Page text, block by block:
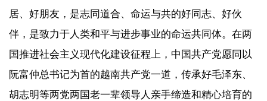
居、好朋友，是志同道合、命运与共的好同志、好伙
伴，是致力于人类和平与进步事业的命运共同体。在两
国推进社会主义现代化建设征程上，中国共产党愿同以
阮富仲总书记为首的越南共产党一道，传承好毛泽东、
胡志明等两党两国老一辈领导人亲手缔造和精心培育的